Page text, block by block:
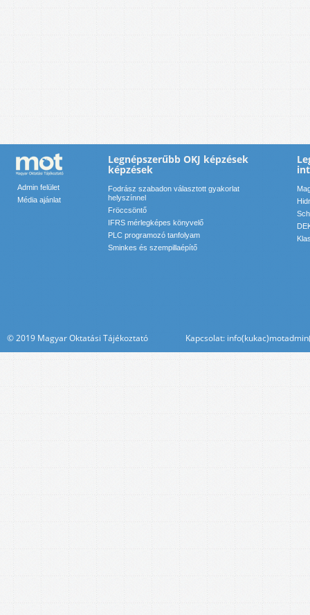
Admin felület
Média ajánlat
Legnépszerűbb OKJ képzések
képzések
Fodrász szabadon választott gyakorlat
helyszínnel
Fröccsöntő
IFRS mérlegképes könyvelő
PLC programozó tanfolyam
Sminkes és szempillaépítő
© 2019 Magyar Oktatási Tájékoztató Kapcsolat: